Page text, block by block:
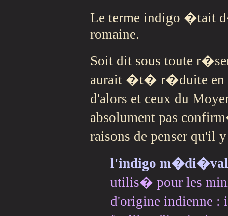
Le terme indigo
romaine.
Soit dit sous toute
aurait �t� r�duite en
d'alors et ceux du
absolument pas
raisons de penser qu'il
l'indigo m�di�val
utilis� pour les
d'origine indienne